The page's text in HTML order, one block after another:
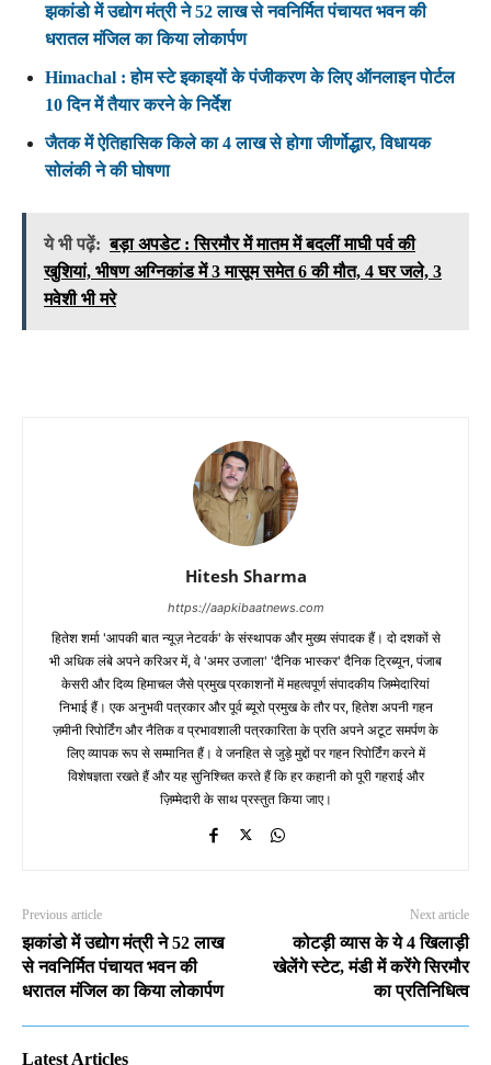
झकांडो में उद्योग मंत्री ने 52 लाख से नवनिर्मित पंचायत भवन की
धरातल मंजिल का किया लोकार्पण
Himachal : होम स्टे इकाइयों के पंजीकरण के लिए ऑनलाइन पोर्टल
10 दिन में तैयार करने के निर्देश
जैतक में ऐतिहासिक किले का 4 लाख से होगा जीर्णोद्धार, विधायक
सोलंकी ने की घोषणा
ये भी पढ़ें: बड़ा अपडेट : सिरमौर में मातम में बदलीं माघी पर्व की
खुशियां, भीषण अग्निकांड में 3 मासूम समेत 6 की मौत, 4 घर जले, 3
मवेशी भी मरे
Hitesh Sharma
https://aapkibaatnews.com
हितेश शर्मा 'आपकी बात न्यूज़ नेटवर्क' के संस्थापक और मुख्य संपादक हैं। दो दशकों से
भी अधिक लंबे अपने करिअर में, वे 'अमर उजाला' 'दैनिक भास्कर' दैनिक ट्रिब्यून, पंजाब
केसरी और दिव्य हिमाचल जैसे प्रमुख प्रकाशनों में महत्वपूर्ण संपादकीय जिम्मेदारियां
निभाई हैं। एक अनुभवी पत्रकार और पूर्व ब्यूरो प्रमुख के तौर पर, हितेश अपनी गहन
ज़मीनी रिपोर्टिंग और नैतिक व प्रभावशाली पत्रकारिता के प्रति अपने अटूट समर्पण के
लिए व्यापक रूप से सम्मानित हैं। वे जनहित से जुड़े मुद्दों पर गहन रिपोर्टिंग करने में
विशेषज्ञता रखते हैं और यह सुनिश्चित करते हैं कि हर कहानी को पूरी गहराई और
ज़िम्मेदारी के साथ प्रस्तुत किया जाए।
Previous article
झकांडो में उद्योग मंत्री ने 52 लाख
से नवनिर्मित पंचायत भवन की
धरातल मंजिल का किया लोकार्पण
Next article
कोटड़ी व्यास के ये 4 खिलाड़ी
खेलेंगे स्टेट, मंडी में करेंगे सिरमौर
का प्रतिनिधित्व
Latest Articles